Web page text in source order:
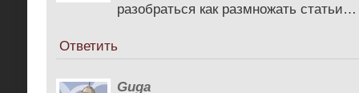
разобраться как размножать статьи…
Ответить
Guga